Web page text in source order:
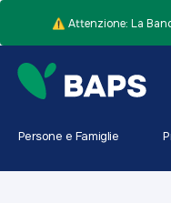
⚠️ Attenzione: La
Persone e Famiglie